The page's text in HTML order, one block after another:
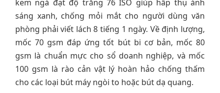
kem ngà đạt độ trắng 76 ISO giúp hấp thụ ánh
sáng xanh, chống mỏi mắt cho người dùng văn
phòng phải viết lách 8 tiếng 1 ngày. Về định lượng,
mốc 70 gsm đáp ứng tốt bút bi cơ bản, mốc 80
gsm là chuẩn mực cho sổ doanh nghiệp, và mốc
100 gsm là rào cản vật lý hoàn hảo chống thấm
cho các loại bút máy ngòi to hoặc bút dạ quang.